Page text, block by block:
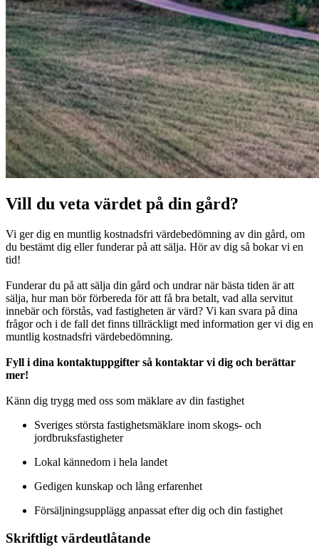
Vill du veta värdet på din gård?
Vi ger dig en muntlig kostnadsfri värdebedömning av din gård, om
du bestämt dig eller funderar på att sälja. Hör av dig så bokar vi en
tid!
Funderar du på att sälja din gård och undrar när bästa tiden är att
sälja, hur man bör förbereda för att få bra betalt, vad alla servitut
innebär och förstås, vad fastigheten är värd? Vi kan svara på dina
frågor och i de fall det finns tillräckligt med information ger vi dig en
muntlig kostnadsfri värdebedömning.
Fyll i dina kontaktuppgifter så kontaktar vi dig och berättar
mer!
Känn dig trygg med oss som mäklare av din fastighet
Sveriges största fastighetsmäklare inom skogs- och
jordbruksfastigheter
Lokal kännedom i hela landet
Gedigen kunskap och lång erfarenhet
Försäljningsupplägg anpassat efter dig och din fastighet
Skriftligt värdeutlåtande